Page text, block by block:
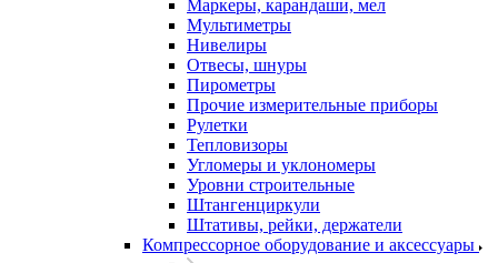
Маркеры, карандаши, мел
Мультиметры
Нивелиры
Отвесы, шнуры
Пирометры
Прочие измерительные приборы
Рулетки
Тепловизоры
Угломеры и уклономеры
Уровни строительные
Штангенциркули
Штативы, рейки, держатели
Компрессорное оборудование и аксессуары